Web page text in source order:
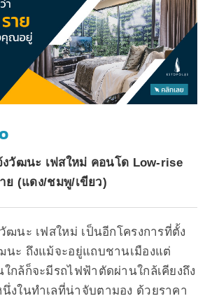
งวัฒนะ เฟสใหม่ คอนโด Low-rise
ย (แดง/ชมพู/เขียว)
นะ เฟสใหม่ เป็นอีกโครงการที่ตั้ง
ะ ถึงแม้จะอยู่แถบชานเมืองแต่
กล้ก็จะมีรถไฟฟ้าตัดผ่านใกล้เคียงถึง
งในทำเลที่น่าจับตามอง ด้วยราคา